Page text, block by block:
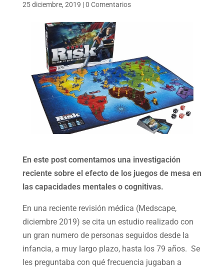
25 diciembre, 2019 |0 Comentarios
En este post comentamos una investigación
reciente sobre el efecto de los juegos de mesa en
las capacidades mentales o cognitivas.
En una reciente revisión médica (Medscape,
diciembre 2019) se cita un estudio realizado con
un gran numero de personas seguidos desde la
infancia, a muy largo plazo, hasta los 79 años. Se
les preguntaba con qué frecuencia jugaban a